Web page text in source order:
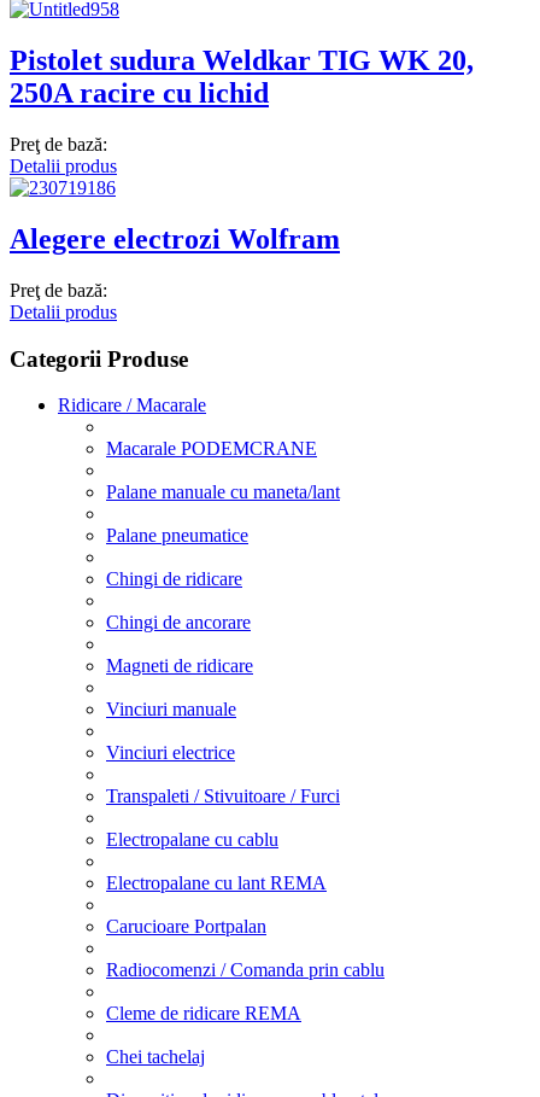
Pistolet sudura Weldkar TIG WK 20,
250A racire cu lichid
Preţ de bază:
Detalii produs
Alegere electrozi Wolfram
Preţ de bază:
Detalii produs
Categorii Produse
Ridicare / Macarale
Macarale PODEMCRANE
Palane manuale cu maneta/lant
Palane pneumatice
Chingi de ridicare
Chingi de ancorare
Magneti de ridicare
Vinciuri manuale
Vinciuri electrice
Transpaleti / Stivuitoare / Furci
Electropalane cu cablu
Electropalane cu lant REMA
Carucioare Portpalan
Radiocomenzi / Comanda prin cablu
Cleme de ridicare REMA
Chei tachelaj